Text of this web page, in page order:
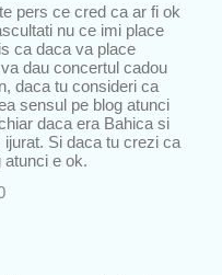
pers ce cred ca ar fi ok
nu ce imi place
ca daca va place
dau concertul cadou
daca tu consideri ca
sensul pe blog atunci
daca era Bahica si
Si daca tu crezi ca
atunci e ok.